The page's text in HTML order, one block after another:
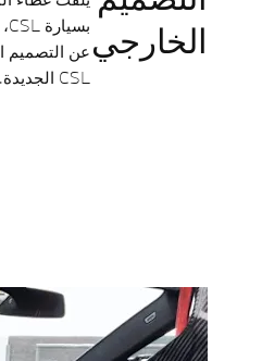
الخارجي
CSL الجديدة.